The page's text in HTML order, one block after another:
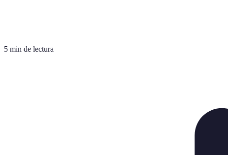
5 min de lectura